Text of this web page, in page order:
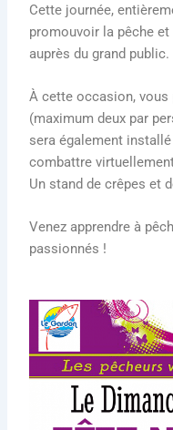
Cette journée,
promouvoir la pêche
auprès du grand public.
À cette occasion, vous
(maximum deux par
sera également
combattre
Un stand de crêpes et
Venez apprendre à
passionnés !